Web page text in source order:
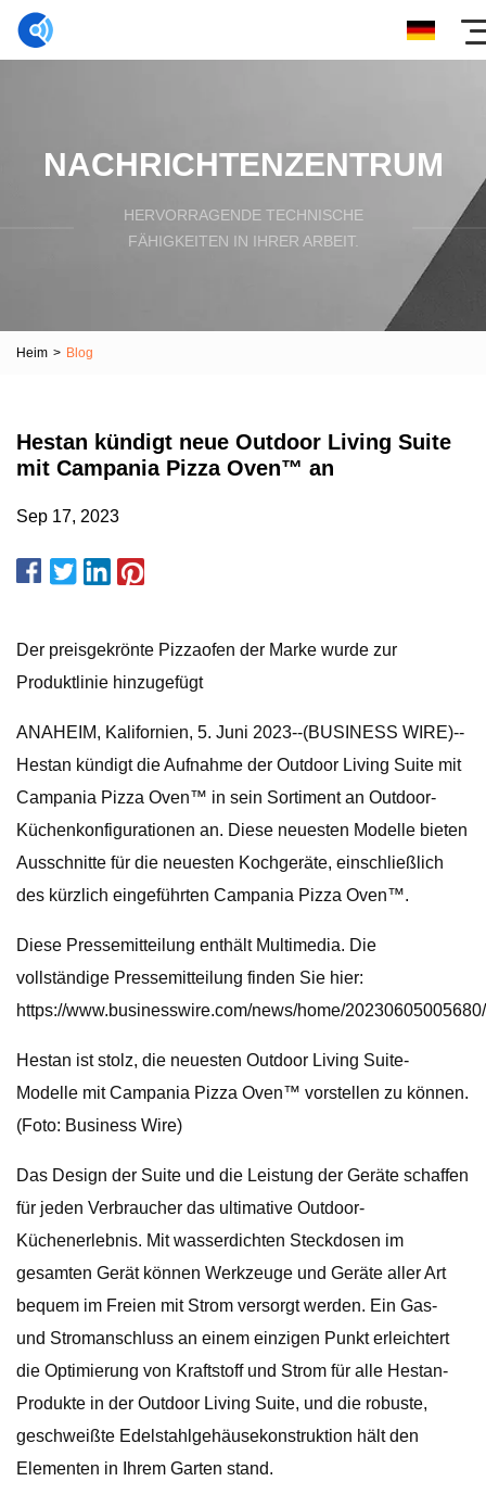
NACHRICHTENZENTRUM
HERVORRAGENDE TECHNISCHE
FÄHIGKEITEN IN IHRER ARBEIT.
Heim > Blog
Hestan kündigt neue Outdoor Living Suite
mit Campania Pizza Oven™ an
Sep 17, 2023
Der preisgekrönte Pizzaofen der Marke wurde zur
Produktlinie hinzugefügt
ANAHEIM, Kalifornien, 5. Juni 2023--(BUSINESS WIRE)--
Hestan kündigt die Aufnahme der Outdoor Living Suite mit
Campania Pizza Oven™ in sein Sortiment an Outdoor-
Küchenkonfigurationen an. Diese neuesten Modelle bieten
Ausschnitte für die neuesten Kochgeräte, einschließlich
des kürzlich eingeführten Campania Pizza Oven™.
Diese Pressemitteilung enthält Multimedia. Die
vollständige Pressemitteilung finden Sie hier:
https://www.businesswire.com/news/home/
Hestan ist stolz, die neuesten Outdoor Living Suite-
Modelle mit Campania Pizza Oven™ vorstellen zu können.
(Foto: Business Wire)
Das Design der Suite und die Leistung der Geräte schaffen
für jeden Verbraucher das ultimative Outdoor-
Küchenerlebnis. Mit wasserdichten Steckdosen im
gesamten Gerät können Werkzeuge und Geräte aller Art
bequem im Freien mit Strom versorgt werden. Ein Gas-
und Stromanschluss an einem einzigen Punkt erleichtert
die Optimierung von Kraftstoff und Strom für alle Hestan-
Produkte in der Outdoor Living Suite, und die robuste,
geschweißte Edelstahlgehäusekonstruktion hält den
Elementen in Ihrem Garten stand.